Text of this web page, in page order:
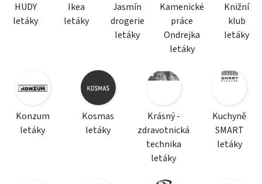
HUDY
letáky
Ikea
letáky
Jasmín
drogerie
letáky
Kamenické
práce
Ondrejka
letáky
Knižní
klub
letáky
Konzum
letáky
Kosmas
letáky
Krásný -
zdravotnická
technika
letáky
Kuchyně
SMART
letáky